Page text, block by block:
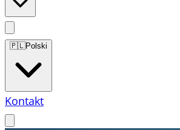
🇵🇱Polski
Kontakt